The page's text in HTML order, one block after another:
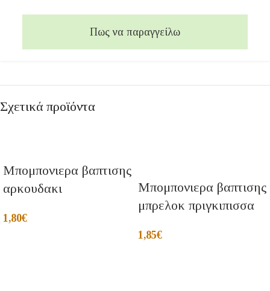
Πως να παραγγείλω
Σχετικά προϊόντα
Μπομπονιερα βαπτισης
αρκουδακι
1,80€
Μπομπονιερα βαπτισης
μπρελοκ πριγκιπισσα
1,85€